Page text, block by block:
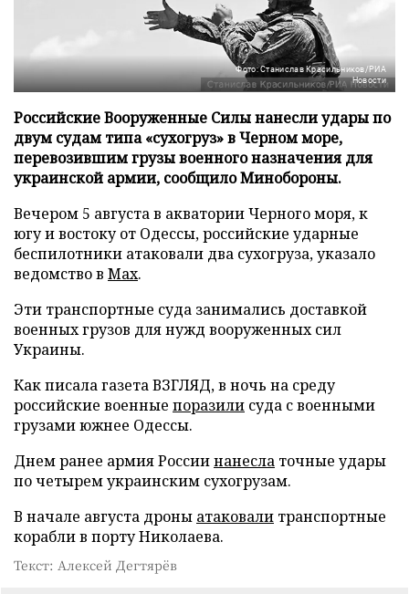
Фото: Станислав Красильников/РИА
Новости
Российские Вооруженные Силы нанесли удары по
двум судам типа «сухогруз» в Черном море,
перевозившим грузы военного назначения для
украинской армии, сообщило Минобороны.
Вечером 5 августа в акватории Черного моря, к
югу и востоку от Одессы, российские ударные
беспилотники атаковали два сухогруза, указало
ведомство в Max.
Эти транспортные суда занимались доставкой
военных грузов для нужд вооруженных сил
Украины.
Как писала газета ВЗГЛЯД, в ночь на среду
российские военные поразили суда с военными
грузами южнее Одессы.
Днем ранее армия Россиинанесла точные удары
по четырем украинским сухогрузам.
В начале августа дроны атаковали транспортные
корабли в порту Николаева.
Текст: Алексей Дегтярёв